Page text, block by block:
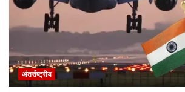
अंतर्राष्ट्रीय